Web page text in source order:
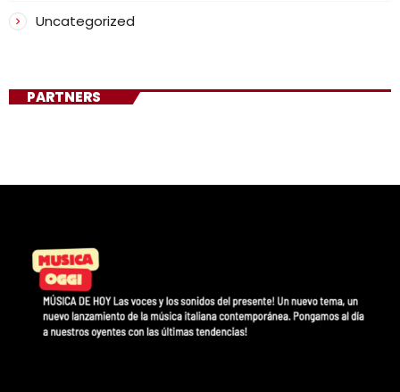
Uncategorized
PARTNERS